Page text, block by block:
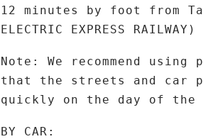
12 minutes by foot from
ELECTRIC EXPRESS
Note: We recommend
that the streets and
quickly on the day of the
BY CAR: